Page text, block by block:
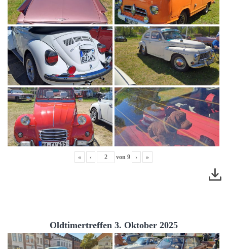
« ‹ von 9 › »
Oldtimertreffen 3. Oktober 2025